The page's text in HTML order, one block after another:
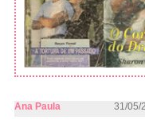
Ana Paula 31/05/